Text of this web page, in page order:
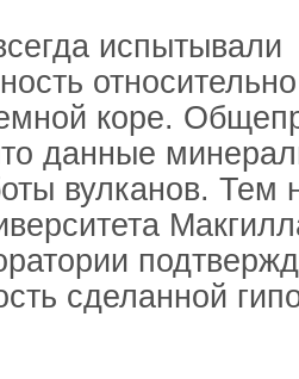
испытывали
коре.
данные
вулканов. Тем
сделанной